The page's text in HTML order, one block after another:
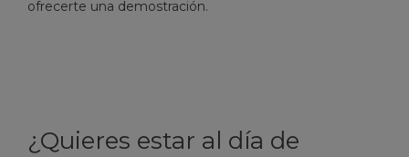
ofrecerte una demostración.
¿Quieres estar al día de